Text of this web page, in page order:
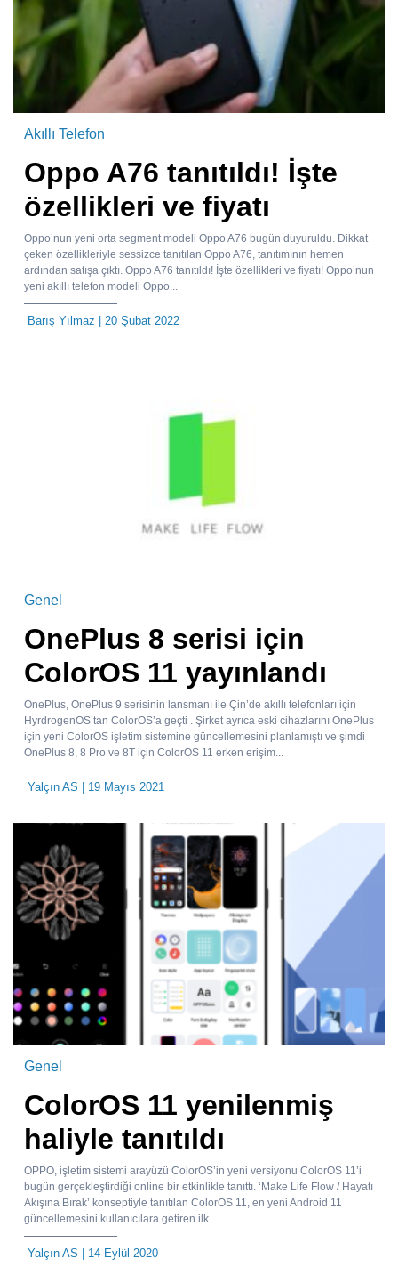
Akıllı Telefon
Oppo A76 tanıtıldı! İşte
özellikleri ve fiyatı
Oppo’nun yeni orta segment modeli Oppo A76 bugün duyuruldu. Dikkat
çeken özellikleriyle sessizce tanıtılan Oppo A76, tanıtımının hemen
ardından satışa çıktı. Oppo A76 tanıtıldı! İşte özellikleri ve fiyatı! Oppo’nun
yeni akıllı telefon modeli Oppo...
Barış Yılmaz | 20 Şubat 2022
Genel
OnePlus 8 serisi için
ColorOS 11 yayınlandı
OnePlus, OnePlus 9 serisinin lansmanı ile Çin’de akıllı telefonları için
HyrdrogenOS’tan ColorOS’a geçti . Şirket ayrıca eski cihazlarını OnePlus
için yeni ColorOS işletim sistemine güncellemesini planlamıştı ve şimdi
OnePlus 8, 8 Pro ve 8T için ColorOS 11 erken erişim...
Yalçın AS | 19 Mayıs 2021
Genel
ColorOS 11 yenilenmiş
haliyle tanıtıldı
OPPO, işletim sistemi arayüzü ColorOS’in yeni versiyonu ColorOS 11’i
bugün gerçekleştirdiği online bir etkinlikle tanıttı. ‘Make Life Flow / Hayatı
Akışına Bırak’ konseptiyle tanıtılan ColorOS 11, en yeni Android 11
güncellemesini kullanıcılara getiren ilk...
Yalçın AS | 14 Eylül 2020